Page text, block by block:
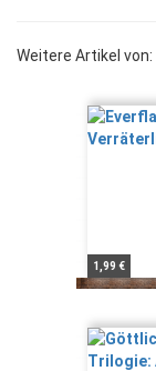
Weitere Artikel von:
1,99 €